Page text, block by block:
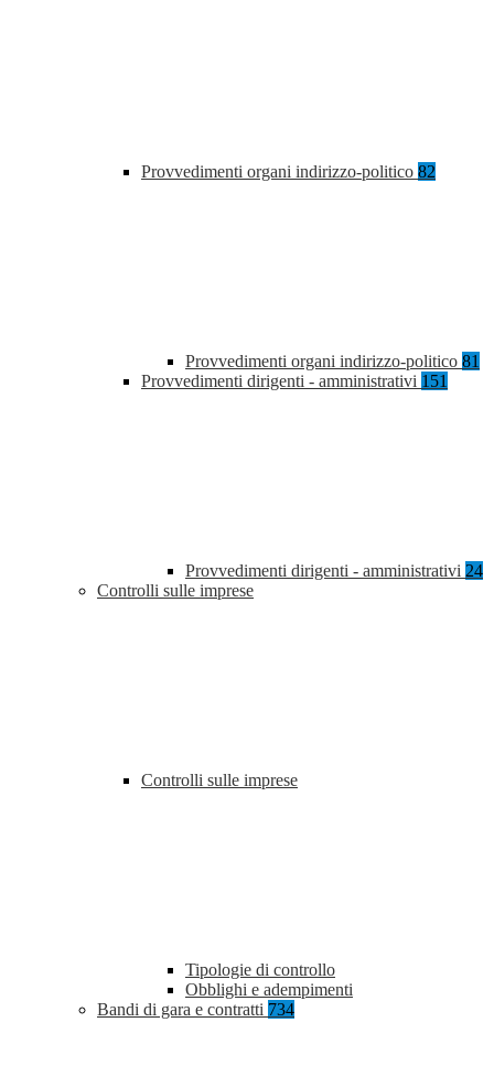
Provvedimenti organi indirizzo-politico 82
Provvedimenti organi indirizzo-politico 81
Provvedimenti dirigenti - amministrativi 151
Provvedimenti dirigenti - amministrativi 24
Controlli sulle imprese
Controlli sulle imprese
Tipologie di controllo
Obblighi e adempimenti
Bandi di gara e contratti 734